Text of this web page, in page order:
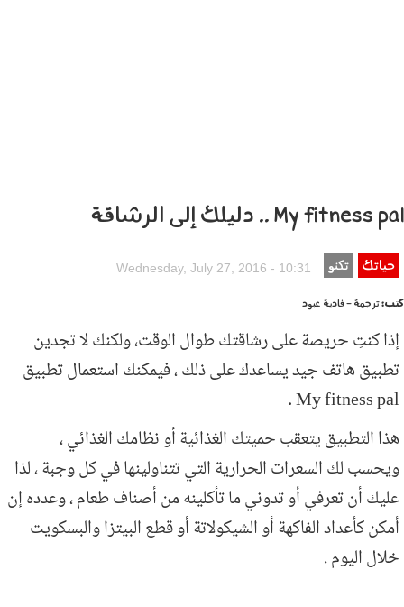
My fitness pal .. دليلك إلى الرشاقة
04230105_6324.jpg
حياتك تكنو Wednesday, July 27, 2016 - 10:31
كتب:ترجمة - فادية عبود
إذا كنتِ حريصة على رشاقتك طوال الوقت، ولكنك لا تجدين
تطبيق هاتف جيد يساعدك على ذلك ، فيمكنك استعمال تطبيق
My fitness pal .
هذا التطبيق يتعقب حميتك الغذائية أو نظامك الغذائي ،
ويحسب لك السعرات الحرارية التي تتناولينها في كل وجبة ، لذا
عليك أن تعرفي أو تدوني ما تأكلينه من أصناف طعام ، وعدده إن
أمكن كأعداد الفاكهة أو الشيكولاتة أو قطع البيتزا والبسكويت
خلال اليوم .